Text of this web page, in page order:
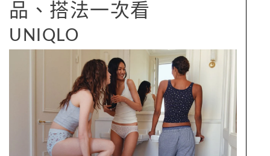
品、搭法一次看
UNIQLO